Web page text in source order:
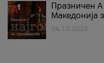
Празничен
Македонија
04.12.2025